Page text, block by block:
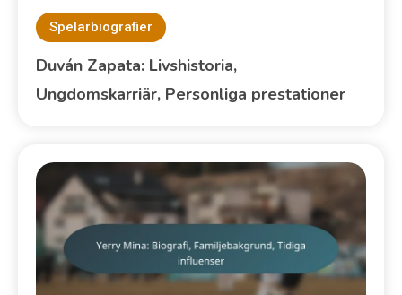
Spelarbiografier
Duván Zapata: Livshistoria,
Ungdomskarriär, Personliga prestationer